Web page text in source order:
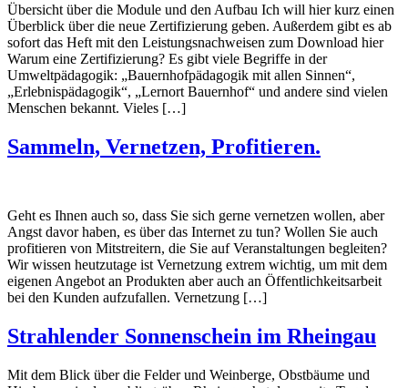
Übersicht über die Module und den Aufbau Ich will hier kurz einen
Überblick über die neue Zertifizierung geben. Außerdem gibt es ab
sofort das Heft mit den Leistungsnachweisen zum Download hier
Warum eine Zertifizierung? Es gibt viele Begriffe in der
Umweltpädagogik: „Bauernhofpädagogik mit allen Sinnen“,
„Erlebnispädagogik“, „Lernort Bauernhof“ und andere sind vielen
Menschen bekannt. Vieles […]
Sammeln, Vernetzen, Profitieren.
Geht es Ihnen auch so, dass Sie sich gerne vernetzen wollen, aber
Angst davor haben, es über das Internet zu tun? Wollen Sie auch
profitieren von Mitstreitern, die Sie auf Veranstaltungen begleiten?
Wir wissen heutzutage ist Vernetzung extrem wichtig, um mit dem
eigenen Angebot an Produkten aber auch an Öffentlichkeitsarbeit
bei den Kunden aufzufallen. Vernetzung […]
Strahlender Sonnenschein im Rheingau
Mit dem Blick über die Felder und Weinberge, Obstbäume und